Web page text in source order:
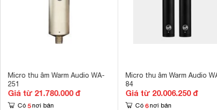
Micro thu âm Warm Audio WA-
251
Giá từ 21.780.000 đ
Có 5 nơi bán
Micro thu âm Warm Audio
84
Giá từ 20.006.250 đ
Có 6 nơi bán